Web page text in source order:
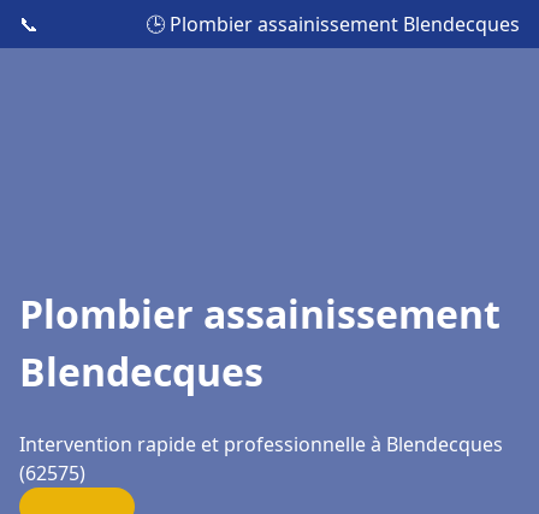
📞 🕒 Plombier assainissement Blendecques
Plombier assainissement
Blendecques
Intervention rapide et professionnelle à Blendecques
(62575)